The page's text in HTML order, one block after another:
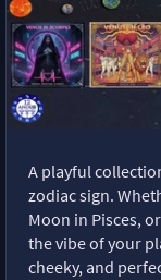
A playful
zodiac sign.
Moon in Pisces,
the vibe of your
cheeky, and